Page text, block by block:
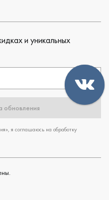
и уникальных
обновления
я соглашаюсь на обработку